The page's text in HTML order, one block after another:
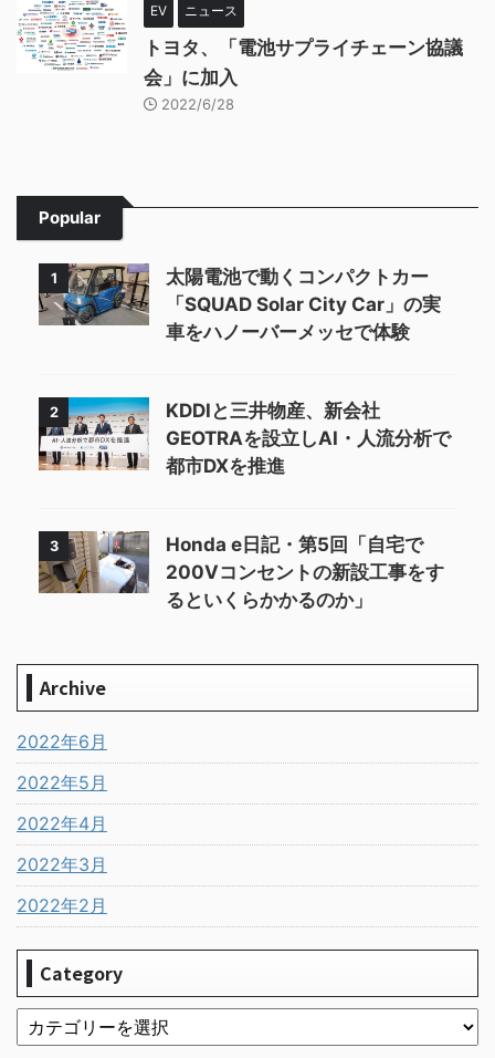
EV ニュース
トヨタ、「電池サプライチェーン協議
会」に加入
2022/6/28
Popular
1
太陽電池で動くコンパクトカー
「SQUAD Solar City Car」の実
車をハノーバーメッセで体験
2
KDDIと三井物産、新会社
GEOTRAを設立しAI・人流分析で
都市DXを推進
3
Honda e日記・第5回「自宅で
200Vコンセントの新設工事をす
るといくらかかるのか」
Archive
2022年6月
2022年5月
2022年4月
2022年3月
2022年2月
Category